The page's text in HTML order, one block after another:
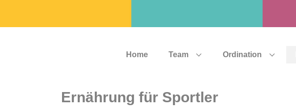
Home Team Ordination
Ernährung für Sportler